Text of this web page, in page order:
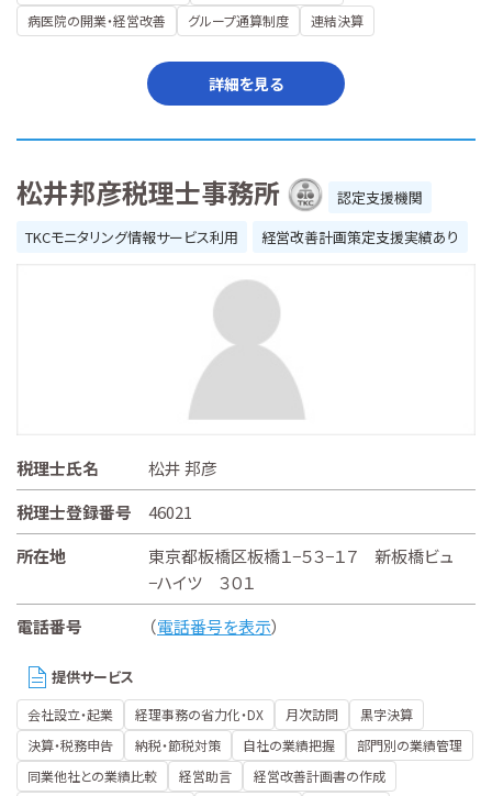
病医院の開業・経営改善
グループ通算制度 連結決算
詳細を見る
松井邦彦税理士事務所
認定支援機関
TKCモニタリング情報サービス利用
経営改善計画策定支援実績あり
税理士氏名
松井 邦彦
税理士登録番号
46021
所在地
東京都板橋区板橋１−５３−１７ 新板橋ビュ
−ハイツ ３０１
電話番号
（電話番号を表示）
提供サービス
会社設立・起業 経理事務の省力化・DX 月次訪問
黒字決算
決算・税務申告
納税・節税対策 自社の業績把握
部門別の業績管理
同業他社との業績比較
経営助言
経営改善計画書の作成